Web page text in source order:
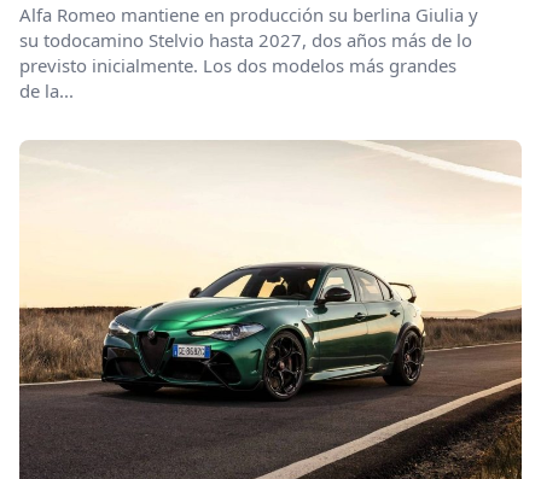
Alfa Romeo mantiene en producción su berlina Giulia y
su todocamino Stelvio hasta 2027, dos años más de lo
previsto inicialmente. Los dos modelos más grandes
de la...